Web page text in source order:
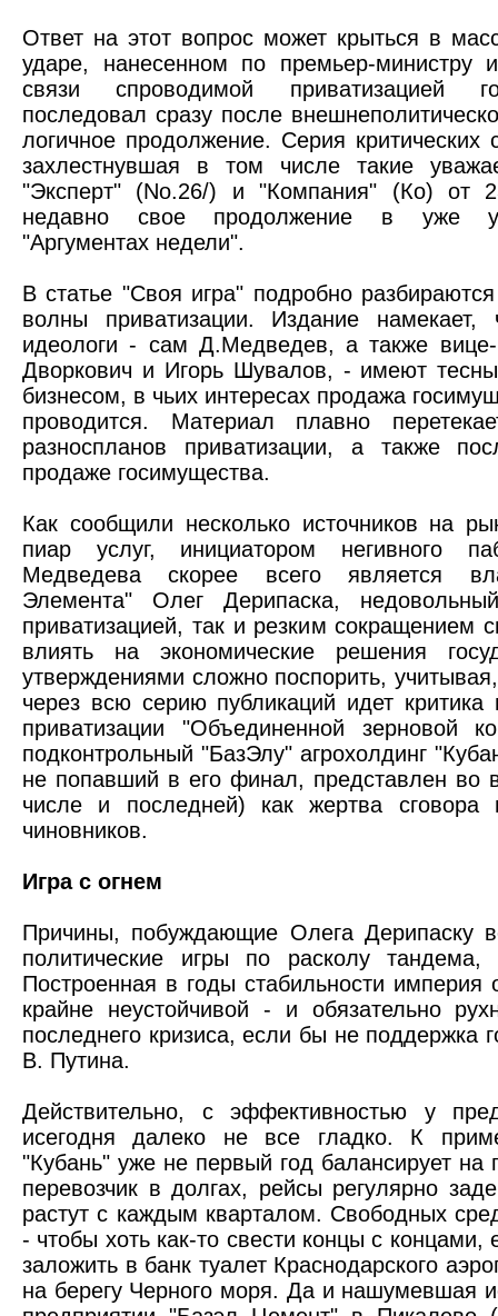
Ответ на этот вопрос может крыться в
ударе, нанесенном по премьер-министру
связи спроводимой приватизацией
последовал сразу после
логичное продолжение. Серия критических
захлестнувшая в том числе такие
"Эксперт" (No.26/) и "Компания" (Ко) от
недавно свое продолжение в уже
"Аргументах недели".
В статье "Своя игра" подробно
волны приватизации. Издание
идеологи - сам Д.Медведев, а также
Дворкович и Игорь Шувалов, - имеют
бизнесом, в чьих интересах продажа
проводится. Материал плавно
разноспланов приватизации, а также
продаже госимущества.
Как сообщили несколько источников на
пиар услуг, инициатором негивного
Медведева скорее всего является
Элемента" Олег Дерипаска,
приватизацией, так и резким сокращением
влиять на экономические решения
утверждениями сложно поспорить,
через всю серию публикаций идет критика
приватизации "Объединенной зерновой
подконтрольный "БазЭлу" агрохолдинг
не попавший в его финал, представлен во
числе и последней) как жертва сговора
чиновников.
Игра с огнем
Причины, побуждающие Олега Дерипаску
политические игры по расколу тандема,
Построенная в годы стабильности империя
крайне неустойчивой - и обязательно
последнего кризиса, если бы не поддержка
В. Путина.
Действительно, с эффективностью у
исегодня далеко не все гладко. К
"Кубань" уже не первый год балансирует на
перевозчик в долгах, рейсы регулярно
растут с каждым кварталом. Свободных
- чтобы хоть как-то свести концы с
заложить в банк туалет Краснодарского
на берегу Черного моря. Да и нашумевшая